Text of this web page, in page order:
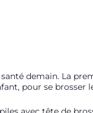
demain. La
pour se brosser